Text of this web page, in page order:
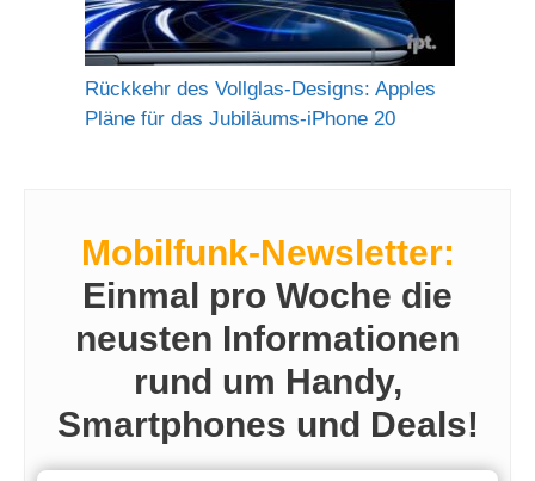
Rückkehr des Vollglas-Designs: Apples
Pläne für das Jubiläums-iPhone 20
Mobilfunk-Newsletter:
Einmal pro Woche die
neusten Informationen
rund um Handy,
Smartphones und Deals!